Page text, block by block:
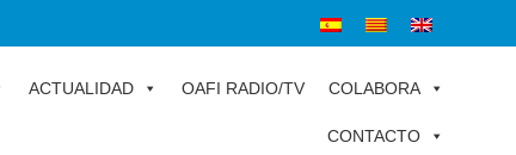
ACTUALIDAD OAFI RADIO/TV COLABORA
CONTACTO